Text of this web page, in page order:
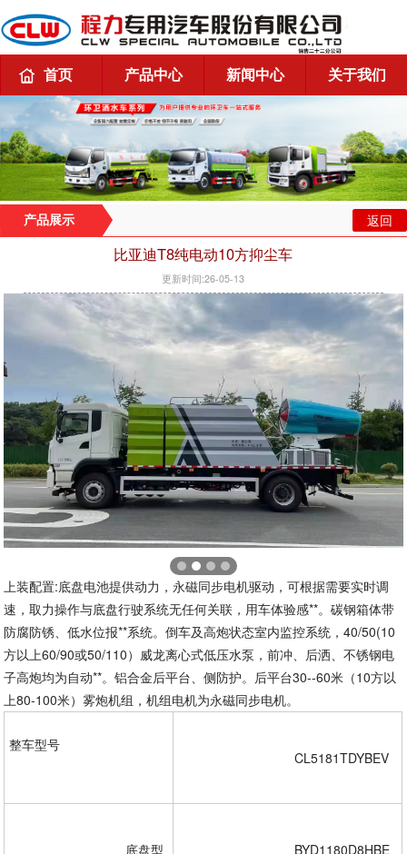
首页 产品中心 新闻中心 关于我们
产品展示 返回
比亚迪T8纯电动10方抑尘车
更新时间:26-05-13
上装配置:底盘电池提供动力，永磁同步电机驱动，可根据需要实时调
速，取力操作与底盘行驶系统无任何关联，用车体验感**。碳钢箱体带
防腐防锈、低水位报**系统。倒车及高炮状态室内监控系统，40/50(10
方以上60/90或50/110）威龙离心式低压水泵，前冲、后洒、不锈钢电
子高炮均为自动**。铝合金后平台、侧防护。后平台30--60米（10方以
上80-100米）雾炮机组，机组电机为永磁同步电机。
整车型号
				CL5181TDYBEV